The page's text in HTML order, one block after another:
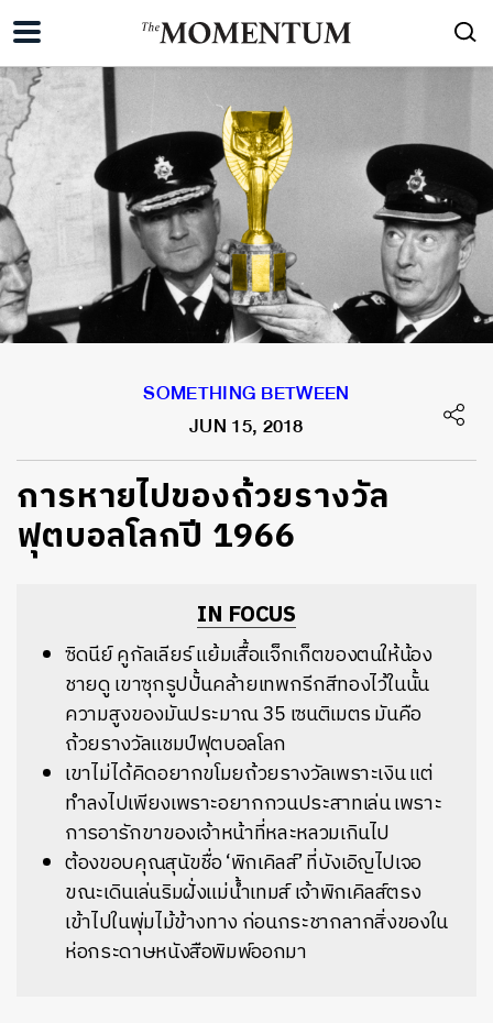
SOMETHING BETWEEN
JUN 15, 2018
การหายไปของถ้วยรางวัล
ฟุตบอลโลกปี 1966
IN FOCUS
ซิดนีย์ คูกัลเลียร์ แย้มเสื้อแจ็กเก็ตของตนให้น้อง
ชายดู เขาซุกรูปปั้นคล้ายเทพกรีกสีทองไว้ในนั้น
ความสูงของมันประมาณ 35 เซนติเมตร มันคือ
ถ้วยรางวัลแชมป์ฟุตบอลโลก
เขาไม่ได้คิดอยากขโมยถ้วยรางวัลเพราะเงิน แต่
ทำลงไปเพียงเพราะอยากกวนประสาทเล่น เพราะ
การอารักขาของเจ้าหน้าที่หละหลวมเกินไป
ต้องขอบคุณสุนัขชื่อ ‘พิกเคิลส์’ ที่บังเอิญไปเจอ
ขณะเดินเล่นริมฝั่งแม่น้ำเทมส์ เจ้าพิกเคิลส์ตรง
เข้าไปในพุ่มไม้ข้างทาง ก่อนกระชากลากสิ่งของใน
ห่อกระดาษหนังสือพิมพ์ออกมา